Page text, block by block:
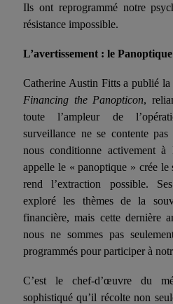
Ils ont reprogrammé notre
résistance impossible.
L’avertissement : le
Catherine Austin Fitts a publié la
Financing the Panopticon,
toute l’ampleur de
surveillance ne se contente
nous conditionne activement
appelle le « panoptique » crée le
rend l’extraction possible.
exploré les thèmes de la
financière, mais cette dernière
nous ne sommes pas
programmés pour participer à
C’est le chef-d’œuvre du
sophistiqué qu’il récolte non